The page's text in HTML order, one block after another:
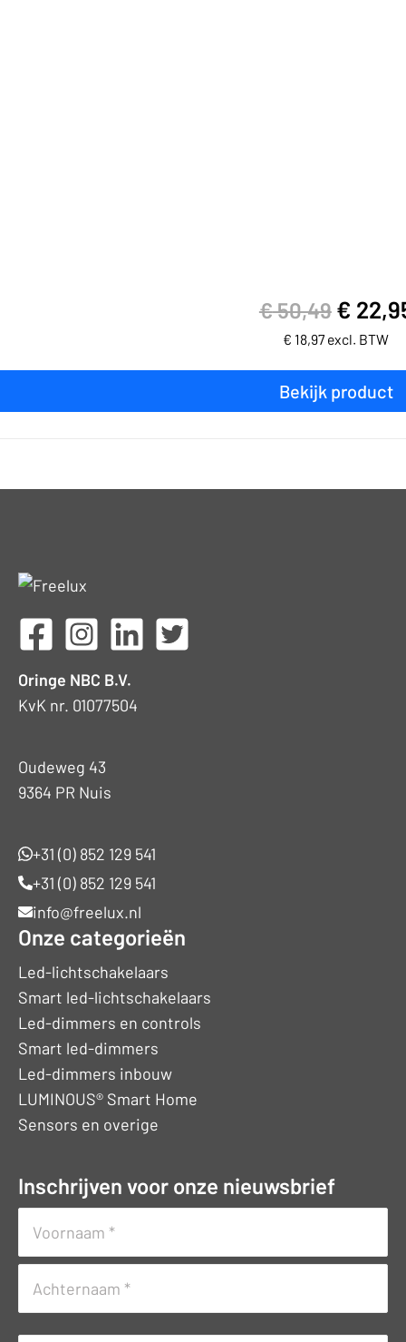
€50,49 €
€ 18,97excl. BTW
Bekijk product
Oringe NBC B.V.
KvK nr. 01077504
Oudeweg 43
9364 PR Nuis
+31 (0) 852 129 541
+31 (0) 852 129 541
info@freelux.nl
Onze categorieën
Led-lichtschakelaars
Smart led-lichtschakelaars
Led-dimmers en controls
Smart led-dimmers
Led-dimmers inbouw
LUMINOUS® Smart Home
Sensors en overige
Inschrijven voor onze nieuwsbrief